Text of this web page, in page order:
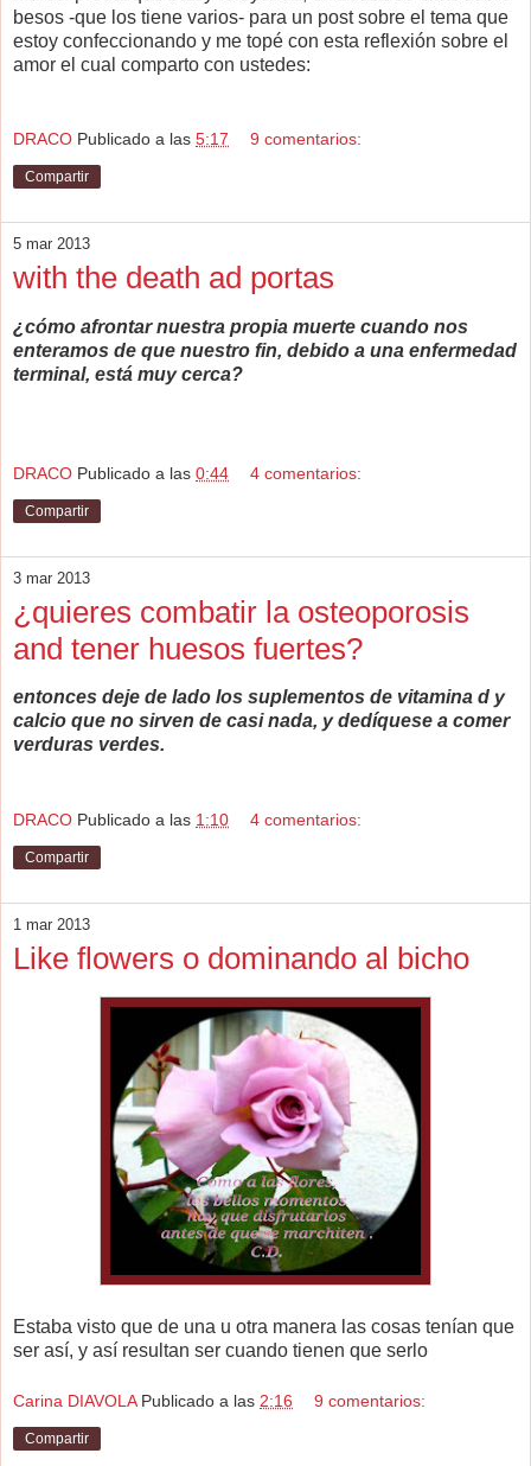
besos -que los tiene varios- para un post sobre el tema que
estoy confeccionando y me topé con esta reflexión sobre el
amor el cual comparto con ustedes:
DRACO Publicado a las 5:17 9 comentarios:
Compartir
5 mar 2013
with the death ad portas
¿cómo afrontar nuestra propia muerte cuando nos
enteramos de que nuestro fin, debido a una enfermedad
terminal, está muy cerca?
DRACO Publicado a las 0:44 4 comentarios:
Compartir
3 mar 2013
¿quieres combatir la osteoporosis
and tener huesos fuertes?
entonces deje de lado los suplementos de vitamina d y
calcio que no sirven de casi nada, y dedíquese a comer
verduras verdes.
DRACO Publicado a las 1:10 4 comentarios:
Compartir
1 mar 2013
Like flowers o dominando al bicho
Estaba visto que de una u otra manera las cosas tenían que
ser así, y así resultan ser cuando tienen que serlo
Carina DIAVOLA Publicado a las 2:16 9 comentarios:
Compartir